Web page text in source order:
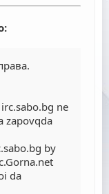
irc.sabo.bg ne
zapovqda
by
da